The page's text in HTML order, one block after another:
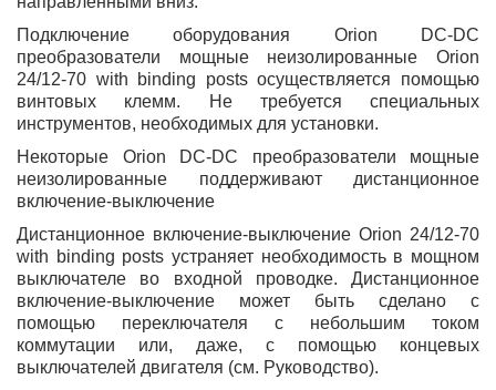
Подключение оборудования Orion DC-DC
преобразователи мощные неизолированные Orion
24/12-70 with binding posts осуществляется помощью
винтовых клемм. Не требуется специальных
инструментов, необходимых для установки.
Некоторые Orion DC-DC преобразователи мощные
неизолированные поддерживают дистанционное
включение-выключение
Дистанционное включение-выключение Orion 24/12-70
with binding posts устраняет необходимость в мощном
выключателе во входной проводке. Дистанционное
включение-выключение может быть сделано с
помощью переключателя с небольшим током
коммутации или, даже, с помощью концевых
выключателей двигателя (см. Руководство).